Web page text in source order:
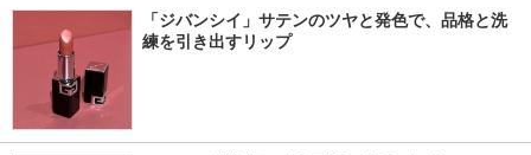
「ジバンシイ」サテンのツヤと発色で、品格と洗
練を引き出すリップ